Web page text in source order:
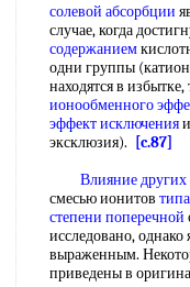
солевой абсорбции
случае, когда
содержанием
одни группы
находятся в
ионообменного
эффект исключения
эксклюзия).
[c.87]
Влияние других
смесью ионитов
степени поперечной
исследовано, однако
выраженным.
приведены в